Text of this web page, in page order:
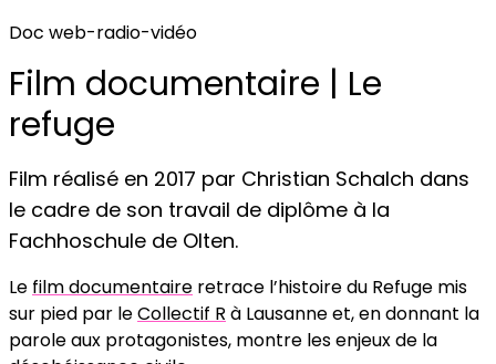
Doc web-radio-vidéo
Film documentaire | Le
refuge
Film réalisé en 2017 par Christian Schalch dans
le cadre de son travail de diplôme à la
Fachhoschule de Olten.
Le film documentaire retrace l’histoire du Refuge mis
sur pied par leCollectif R à Lausanne et, en donnant la
parole aux protagonistes, montre les enjeux de la